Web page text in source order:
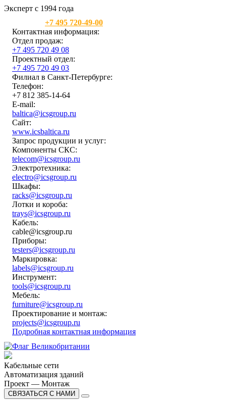
Эксперт с 1994 года
+7 495 720-49-00
Контактная информация:
Отдел продаж:
+7 495 720 49 08
Проектный отдел:
+7 495 720 49 03
Филиал в Санкт-Петербурге:
Телефон:
+7 812 385-14-64
E-mail:
baltica@icsgroup.ru
Сайт:
www.icsbaltica.ru
Запрос продукции и услуг:
Компоненты СКС:
telecom@icsgroup.ru
Электротехника:
electro@icsgroup.ru
Шкафы:
racks@icsgroup.ru
Лотки и короба:
trays@icsgroup.ru
Кабель:
cable@icsgroup.ru
Приборы:
testers@icsgroup.ru
Маркировка:
labels@icsgroup.ru
Инструмент:
tools@icsgroup.ru
Мебель:
furniture@icsgroup.ru
Проектирование и монтаж:
projects@icsgroup.ru
Подробная контактная информация
Кабельные сети
Автоматизация зданий
Проект — Монтаж
СВЯЗАТЬСЯ С НАМИ